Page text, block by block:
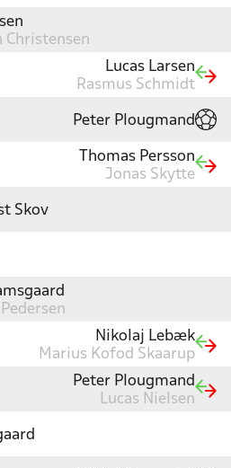
Christensen
Lucas Larsen
Rasmus Schmidt
Peter Plougmand
Thomas Persson
Jonas Skytte
Skov
Nikolaj Lebæk
Marius Kofod Skaarup
Peter Plougmand
Lucas Nielsen